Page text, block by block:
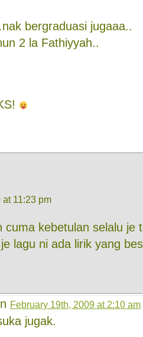
bergraduasi jugaaa..
2 la Fathiyyah..
11:23 pm
cuma kebetulan selalu je
lagu ni ada lirik yang
February 19th, 2009 at 2:10 am
jugak.